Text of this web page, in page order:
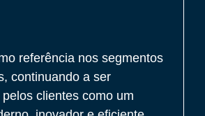
referência nos segmentos
continuando a ser
clientes como um